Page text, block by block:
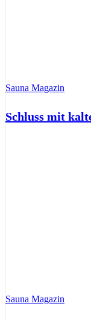
Sauna Magazin
Schluss mit
Sauna Magazin